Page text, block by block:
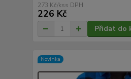
273 Kč/ks
226 Kč
Přidat do
Novinka